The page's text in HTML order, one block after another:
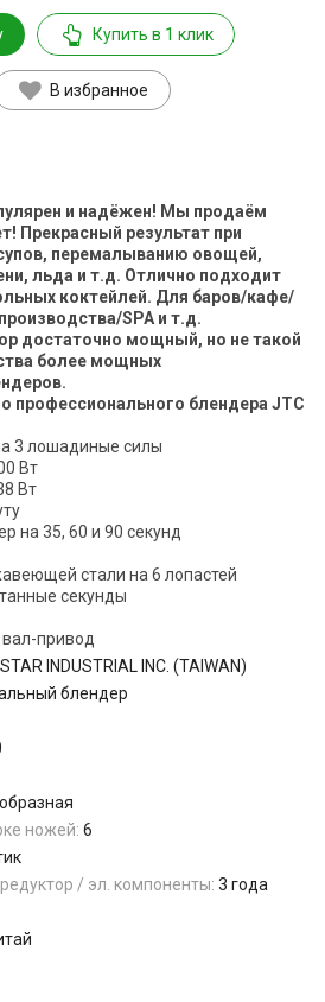
Купить в 1 клик
В избранное
и надёжен! Мы продаём
Прекрасный результат при
перемалыванию овощей,
льда и т.д. Отлично подходит
коктейлей. Для баров/кафе/
SPA и т.д.
достаточно мощный, но не такой
более мощных
профессионального блендера JTC
3 лошадиные силы
Вт
Вт
на 35, 60 и 90 секунд
стали на 6 лопастей
секунды
привод
INDUSTRIAL INC. (TAIWAN)
блендер
ножей: 6
/ эл. компоненты: 3 года